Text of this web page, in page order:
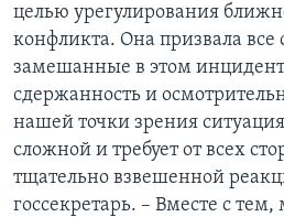
целью урегулирования
конфликта. Она призвала все
замешанные в этом
сдержанность и
нашей точки зрения
сложной и требует от всех
тщательно взвешенной
госсекретарь. – Вместе с